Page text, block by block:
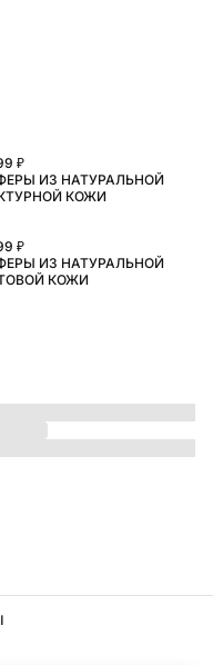
₽
ИЗ НАТУРАЛЬНОЙ
КОЖИ
₽
ИЗ НАТУРАЛЬНОЙ
КОЖИ